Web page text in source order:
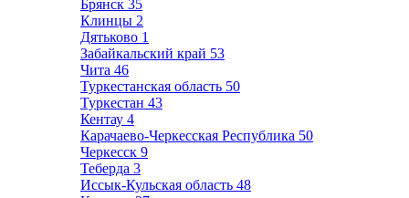
Брянск 35
Клинцы 2
Дятьково 1
Забайкальский край 53
Чита 46
Туркестанская область 50
Туркестан 43
Кентау 4
Карачаево-Черкесская Республика 50
Черкесск 9
Теберда 3
Иссык-Кульская область 48